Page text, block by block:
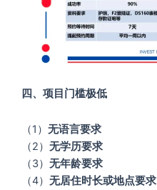
四、项目门槛极低
（1） 无语言要求
（2） 无学历要求
（3） 无年龄要求
（4） 无居住时长或地点要求